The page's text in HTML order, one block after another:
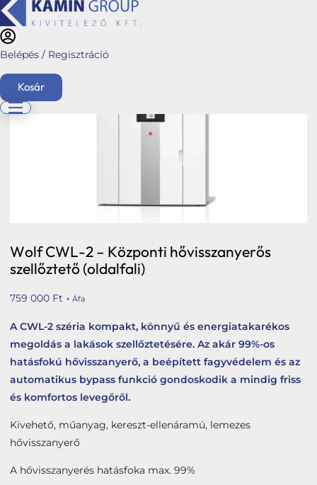
Belépés / Regisztráció
Kosár
Hybalans+ hővisszanyerős szellőzés
Tervezés
Tetőbiztonsági rendszerek
Komforttechnika
Társasházi kéményfelújítás
Rólunk
Portfólió
CWL-2 – Központi hővisszanyerős szellőztető (oldalfali)
Wolf CWL-2 – Központi hővisszanyerős
szellőztető (oldalfali)
759 000 Ft + Áfa
A CWL-2 széria kompakt, könnyű és energiatakarékos
megoldás a lakások szellőztetésére. Az akár 99%-os
hatásfokú hővisszanyerő, a beépített fagyvédelem és az
automatikus bypass funkció gondoskodik a mindig friss
és komfortos levegőről.
Kivehető, műanyag, kereszt-ellenáramú, lemezes
hővisszanyerő
A hővisszanyerés hatásfoka max. 99%